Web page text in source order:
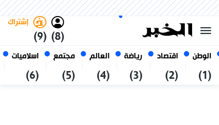
الوطن
(1)
اقتصاد
(2)
رياضة
(3)
العالم
(4)
مجتمع
(5)
اسلاميات
(6)
(8)
إشتراك
(9)
أغسطس 2026
الجزائر